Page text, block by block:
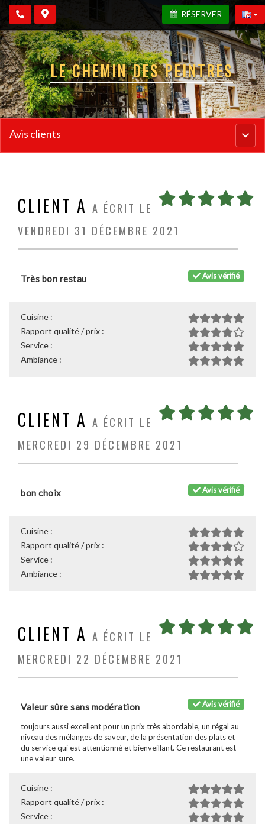
RÉSERVER
LE CHEMIN DES PEINTRES
Menu
Avis clients
CLIENT A A ÉCRIT LE
VENDREDI 31 DÉCEMBRE 2021
Avis vérifié
Très bon restau
Cuisine :
Rapport qualité / prix :
Service :
Ambiance :
CLIENT A A ÉCRIT LE
MERCREDI 29 DÉCEMBRE 2021
Avis vérifié
bon choix
Cuisine :
Rapport qualité / prix :
Service :
Ambiance :
CLIENT A A ÉCRIT LE
MERCREDI 22 DÉCEMBRE 2021
Avis vérifié
Valeur sûre sans modération
toujours aussi excellent pour un prix très abordable, un régal au
niveau des mélanges de saveur, de la présentation des plats et
du service qui est attentionné et bienveillant. Ce restaurant est
une valeur sure.
Cuisine :
Rapport qualité / prix :
Service :